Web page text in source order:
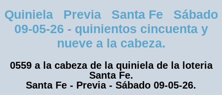
Quiniela Previa Santa Fe Sábado
09-05-26 - quinientos cincuenta y
nueve a la cabeza.
0559 a la cabeza de la quiniela de la loteria
Santa Fe.
Santa Fe - Previa - Sábado 09-05-26.